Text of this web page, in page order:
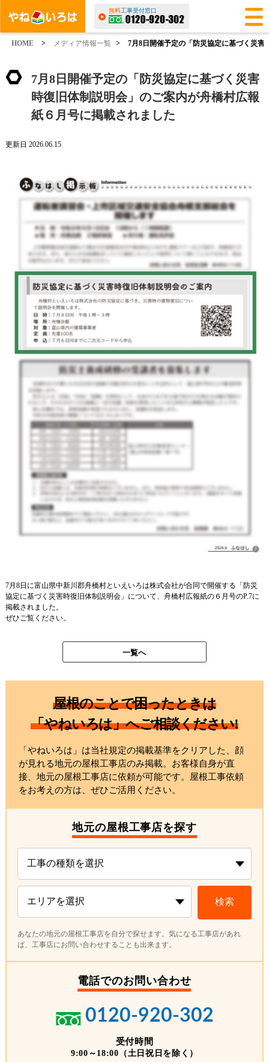
無料工事受付窓口
HOME > メディア情報一覧 > 7月8日開催予定の「防災協定に基づく災
7月8日開催予定の「防災協定に基づく災害
時復旧体制説明会」のご案内が舟橋村広報
紙６月号に掲載されました
更新日 2026.06.15
7月8日に富山県中新川郡舟橋村といえいろは株式会社が合同で開催する「防災
協定に基づく災害時復旧体制説明会」について、舟橋村広報紙の６月号のP.7に
掲載されました。
ぜひご覧ください。
一覧へ
屋根のことで困ったときは
「やねいろは」へご相談ください!
「やねいろは」は当社規定の掲載基準をクリアした、顔
が見れる地元の屋根工事店のみ掲載。お客様自身が直
接、地元の屋根工事店に依頼が可能です。屋根工事依頼
をお考えの方は、ぜひご活用ください。
地元の屋根工事店を探す
検索
あなたの地元の屋根工事店を自分で探せます。気になる工事店があれ
ば、工事店にお問い合わせすることも出来ます。
電話でのお問い合わせ
0120-920-302
受付時間
9:00～18:00（土日祝日を除く）